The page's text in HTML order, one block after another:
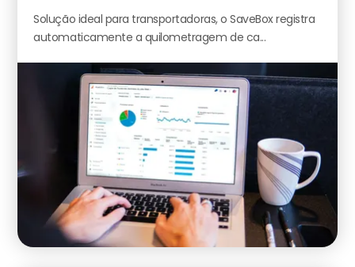
Solução ideal para transportadoras, o SaveBox registra
automaticamente a quilometragem de ca...